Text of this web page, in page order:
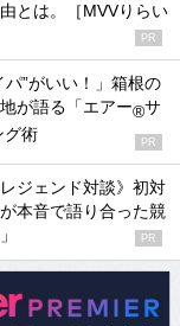
とは。［MVVりらい
PR
パ”がいい！」箱根の
が語る「エアー®サ
グ術 PR
ジェンド対談》初対
本音で語り合った競
PR